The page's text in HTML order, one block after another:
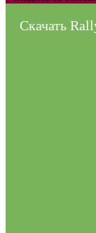
Скачать